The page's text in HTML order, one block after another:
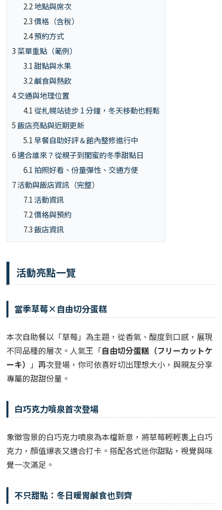
2.2地點與席次
2.3價格（含稅）
2.4預約方式
3菜單重點（範例）
3.1甜點與水果
3.2鹹食與熱飲
4交通與地理位置
4.1從札幌站徒步 1 分鐘，冬天移動也輕鬆
5飯店亮點與近期更新
5.1早餐自助好評＆館內整修進行中
6適合誰來？從親子到閨蜜的冬季甜點日
6.1拍照好看、份量彈性、交通方便
7活動與飯店資訊（完整）
7.1活動資訊
7.2價格與預約
7.3飯店資訊
活動亮點一覽
當季草莓×自由切分蛋糕
本次自助餐以「草莓」為主題，從香氣、酸度到口感，展現
不同品種的層次。人氣王「自由切分蛋糕（フリーカットケ
ーキ）
」再次登場，你可依喜好切出理想大小，與親友分享
專屬的甜甜份量。
白巧克力噴泉首次登場
象徵雪景的白巧克力噴泉為本檔新意，將草莓輕輕裹上白巧
克力，顏值爆表又適合打卡。搭配各式迷你甜點，視覺與味
覺一次滿足。
不只甜點：冬日暖胃鹹食也到齊